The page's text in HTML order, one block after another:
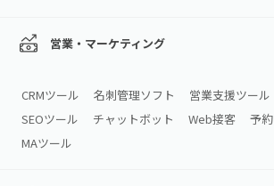
営業・マーケティング
CRMツール 名刺管理ソフト
営業支援ツール
SEOツール
チャットボット Web接客
予
MAツール